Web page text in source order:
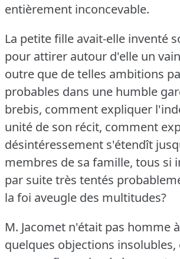
entièrement inconcevable.
La petite fille avait-elle inventé
pour attirer autour d'elle un
outre que de telles ambitions
probables dans une humble
brebis, comment expliquer
unité de son récit, comment
désintéressement s'étendît
membres de sa famille, tous si
par suite très tentés
la foi aveugle des multitudes?
M. Jacomet n'était pas homme
quelques objections